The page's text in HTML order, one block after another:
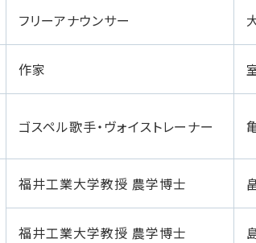
フリーアナウンサー
作家
ゴスペル歌手・ヴォイストレーナー
福井工業大学教授 農学博士
福井工業大学教授 農学博士